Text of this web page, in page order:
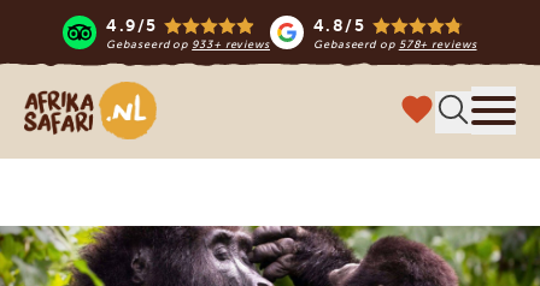
4.9/5
Gebaseerd op 933+ reviews
4.8/5
Gebaseerd op 578+ reviews
Afrika safari